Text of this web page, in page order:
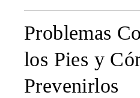
Problemas
los Pies y
Prevenirlos